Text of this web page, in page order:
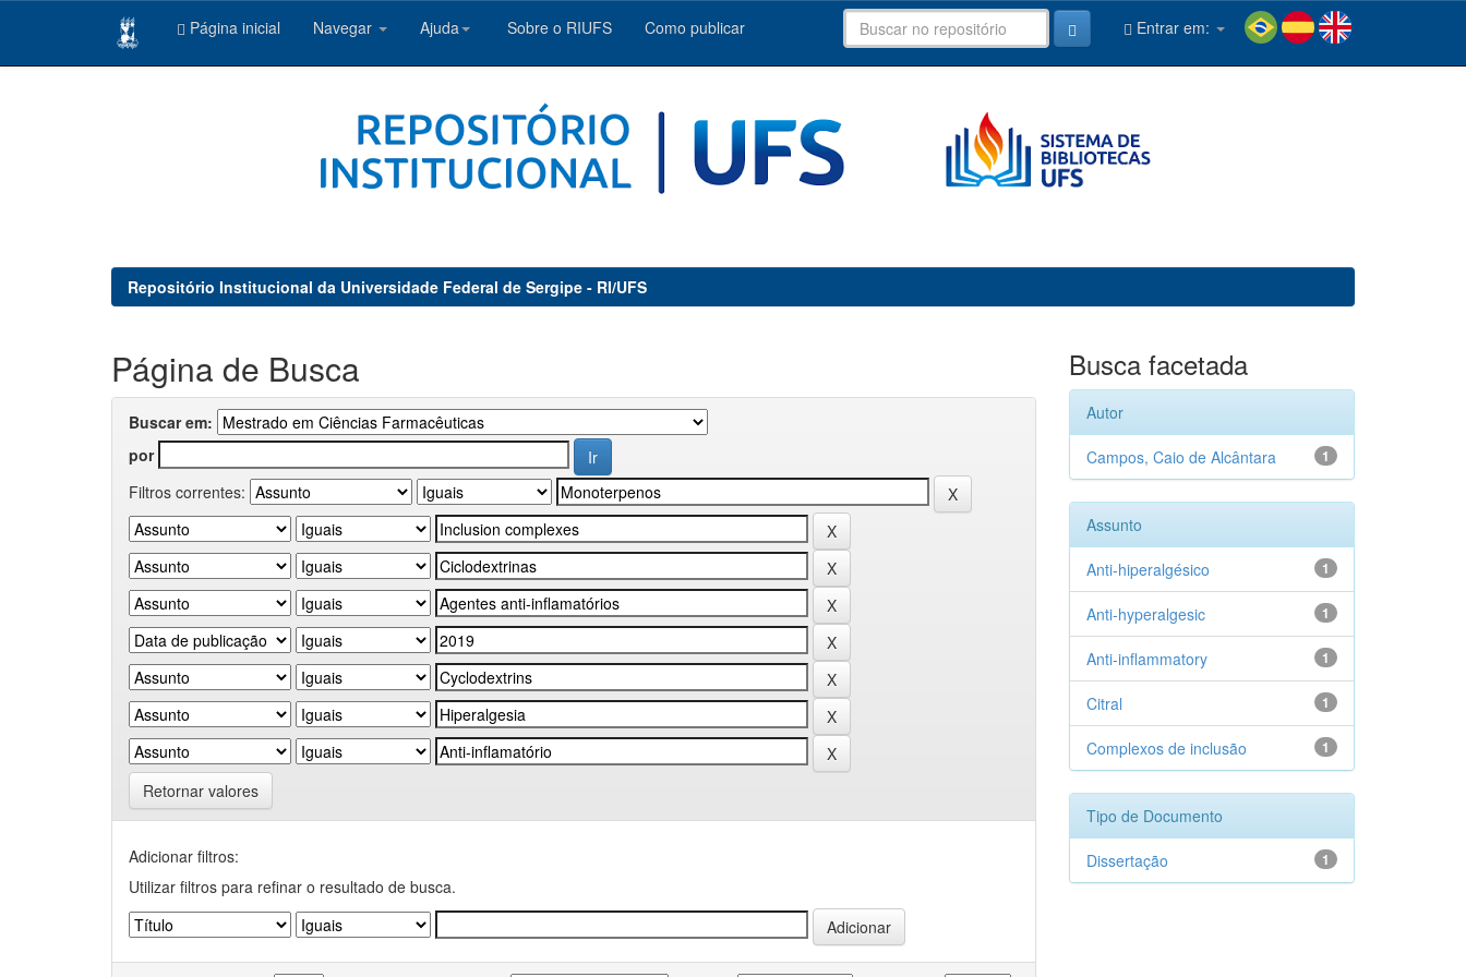
Página inicial Navegar Ajuda Sobre o RIUFS Como publicar Entrar em:
Repositório Institucional da Universidade Federal de Sergipe - RI/UFS
Página de Busca
Buscar em:
por
Filtros correntes:
Retornar valores
Adicionar filtros:
Utilizar filtros para refinar o resultado de busca.
Busca facetada
Autor
1
Campos, Caio de Alcântara
Assunto
1
Anti-hiperalgésico
1
Anti-hyperalgesic
1
Anti-inflammatory
1
Citral
1
Complexos de inclusão
Tipo de Documento
1
Dissertação